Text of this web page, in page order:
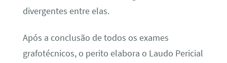
divergentes entre elas.
Após a conclusão de todos os exames
grafotécnicos, o perito elabora o Laudo Pericial